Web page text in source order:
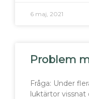
6 maj, 2021
Problem
Fråga: Under
luktärtor